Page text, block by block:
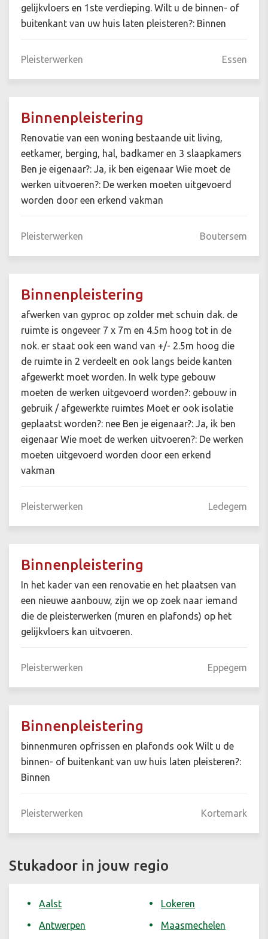
gelijkvloers en 1ste verdieping. Wilt u de binnen- of
buitenkant van uw huis laten pleisteren?: Binnen
Pleisterwerken Essen
Binnenpleistering
Renovatie van een woning bestaande uit living,
eetkamer, berging, hal, badkamer en 3 slaapkamers
Ben je eigenaar?: Ja, ik ben eigenaar Wie moet de
werken uitvoeren?: De werken moeten uitgevoerd
worden door een erkend vakman
Pleisterwerken Boutersem
Binnenpleistering
afwerken van gyproc op zolder met schuin dak. de
ruimte is ongeveer 7 x 7m en 4.5m hoog tot in de
nok. er staat ook een wand van +/- 2.5m hoog die
de ruimte in 2 verdeelt en ook langs beide kanten
afgewerkt moet worden. In welk type gebouw
moeten de werken uitgevoerd worden?: gebouw in
gebruik / afgewerkte ruimtes Moet er ook isolatie
geplaatst worden?: nee Ben je eigenaar?: Ja, ik ben
eigenaar Wie moet de werken uitvoeren?: De werken
moeten uitgevoerd worden door een erkend
vakman
Pleisterwerken Ledegem
Binnenpleistering
In het kader van een renovatie en het plaatsen van
een nieuwe aanbouw, zijn we op zoek naar iemand
die de pleisterwerken (muren en plafonds) op het
gelijkvloers kan uitvoeren.
Pleisterwerken Eppegem
Binnenpleistering
binnenmuren opfrissen en plafonds ook Wilt u de
binnen- of buitenkant van uw huis laten pleisteren?:
Binnen
Pleisterwerken Kortemark
Stukadoor in jouw regio
Aalst
Antwerpen
Lokeren
Maasmechelen